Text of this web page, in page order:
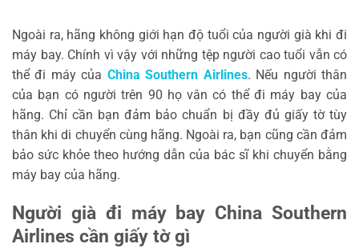
Ngoài ra, hãng không giới hạn độ tuổi của người già khi đi
máy bay. Chính vì vậy với những tệp người cao tuổi vẫn có
thể đi máy của China Southern Airlines. Nếu người thân
của bạn có người trên 90 họ vân có thể đi máy bay của
hãng. Chỉ cần bạn đảm bảo chuẩn bị đầy đủ giấy tờ tùy
thân khi di chuyển cùng hãng. Ngoài ra, bạn cũng cần đảm
bảo sức khỏe theo hướng dẫn của bác sĩ khi chuyển bằng
máy bay của hãng.
Người già đi máy bay China Southern
Airlines cần giấy tờ gì